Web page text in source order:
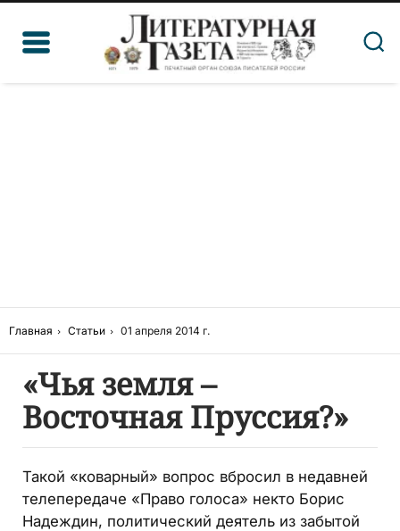
Главная Статьи 01 апреля 2014 г.
«Чья земля –
Восточная Пруссия?»
Такой «коварный» вопрос вбросил в недавней
телепередаче «Право голоса» некто Борис
Надеждин, политический деятель из забытой